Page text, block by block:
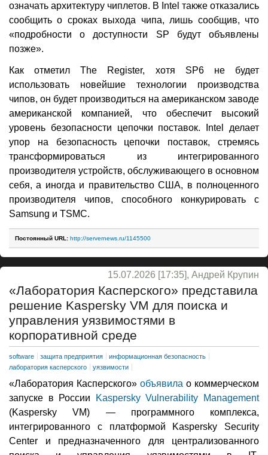
означать архитектуру чиплетов. В Intel также отказались
сообщить о сроках выхода чипа, лишь сообщив, что
«подробности о доступности SP будут объявлены
позже».
Как отметил The Register, хотя SP6 не будет
использовать новейшие технологии производства
чипов, он будет производиться на американском заводе
американской компанией, что обеспечит высокий
уровень безопасности цепочки поставок. Intel делает
упор на безопасность цепочки поставок, стремясь
трансформироваться из интегрированного
производителя устройств, обслуживающего в основном
себя, а иногда и правительство США, в полноценного
производителя чипов, способного конкурировать с
Samsung и TSMC.
Постоянный URL: http://servernews.ru/1145500
15.07.2026 [17:35], Андрей Крупин
«Лаборатория Касперского» представила
решение Kaspersky VM для поиска и
управления уязвимостями в
корпоративной среде
software защита предприятия
информационная безопасность
лаборатория касперского
уязвимости
«Лаборатория Касперского» объявила о коммерческом
запуске в России
Kaspersky Vulnerability Management
(Kaspersky VM) — программного комплекса,
интегрированного с платформой Kaspersky Security
Сenter и предназначенного для централизованного